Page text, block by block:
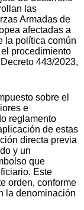
las
Armadas de
afectadas a
la política común
procedimiento
443/2023,
sobre el
e
reglamento
de estas
directa previa
y un
que
Este
orden, conforme
la denominación